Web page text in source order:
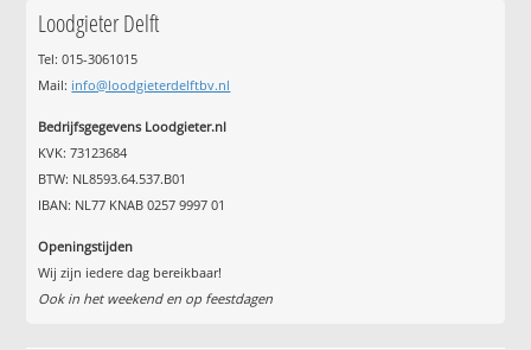
Loodgieter Delft
Tel: 015-3061015
Mail: info@loodgieterdelftbv.nl
Bedrijfsgegevens Loodgieter.nl
KVK: 73123684
BTW: NL8593.64.537.B01
IBAN: NL77 KNAB 0257 9997 01
Openingstijden
Wij zijn iedere dag bereikbaar!
Ook in het weekend en op feestdagen